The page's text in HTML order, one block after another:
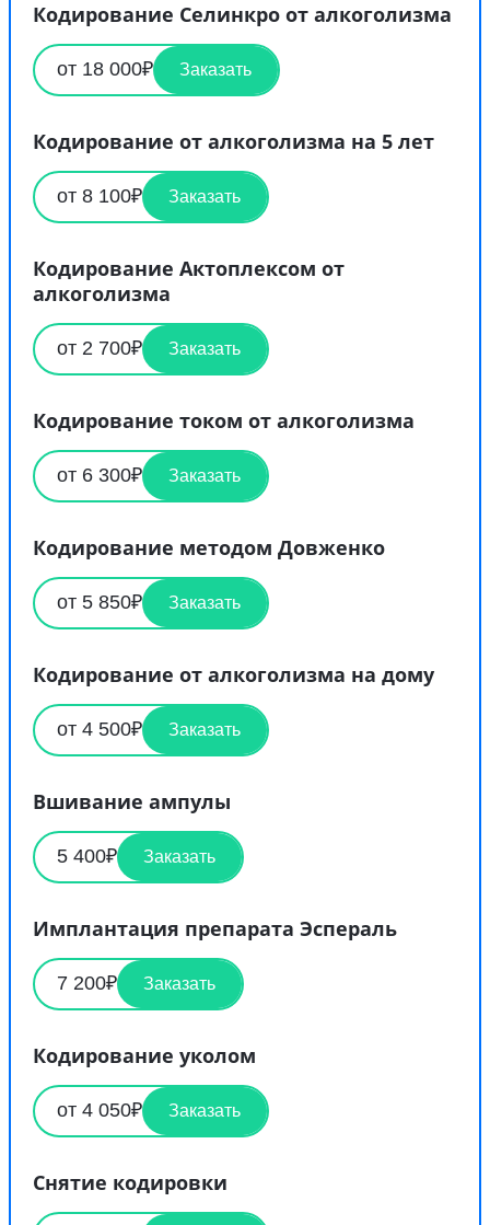
Кодирование Селинкро от алкоголизма
от 18 000₽ Заказать
Кодирование от алкоголизма на 5 лет
от 8 100₽ Заказать
Кодирование Актоплексом от
алкоголизма
от 2 700₽ Заказать
Кодирование током от алкоголизма
от 6 300₽ Заказать
Кодирование методом Довженко
от 5 850₽ Заказать
Кодирование от алкоголизма на дому
от 4 500₽ Заказать
Вшивание ампулы
5 400₽ Заказать
Имплантация препарата Эспераль
7 200₽ Заказать
Кодирование уколом
от 4 050₽ Заказать
Снятие кодировки